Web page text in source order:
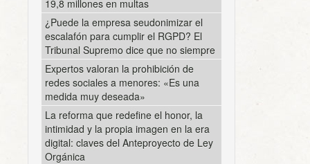
19,8 millones en multas
¿Puede la empresa seudonimizar el
escalafón para cumplir el RGPD? El
Tribunal Supremo dice que no siempre
Expertos valoran la prohibición de
redes sociales a menores: «Es una
medida muy deseada»
La reforma que redefine el honor, la
intimidad y la propia imagen en la era
digital: claves del Anteproyecto de Ley
Orgánica